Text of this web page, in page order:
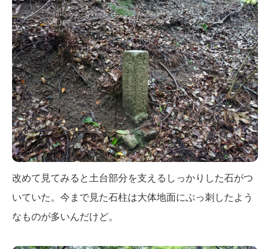
改めて見てみると土台部分を支えるしっかりした石がつ
いていた。今まで見た石柱は大体地面にぶっ刺したよう
なものが多いんだけど。